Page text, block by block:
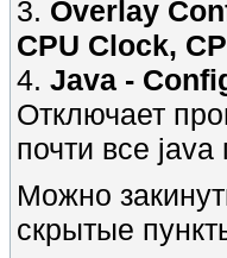
3. Overlay
CPU Clock,
4. Java -
Отключает
почти все
Можно
скрытые